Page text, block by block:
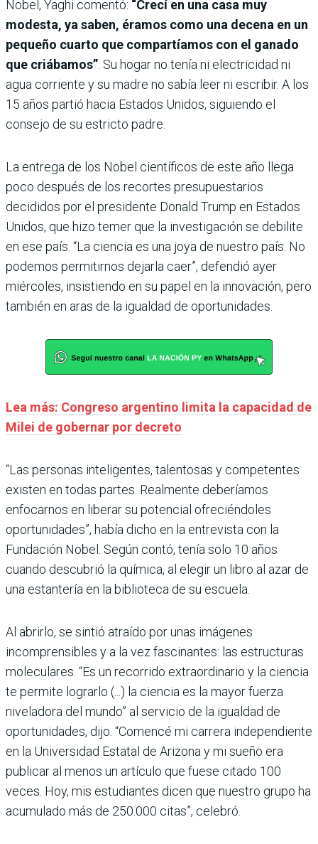
Nobel, Yaghi comentó: “Crecí en una casa muy
modesta, ya saben, éramos como una decena en un
pequeño cuarto que compartíamos con el ganado
que criábamos” . Su hogar no tenía ni electricidad ni
agua corriente y su madre no sabía leer ni escribir. A los
15 años partió hacia Estados Unidos, siguiendo el
consejo de su estricto padre.
La entrega de los Nobel científicos de este año llega
poco después de los recortes presupuestarios
decididos por el presidente Donald Trump en Estados
Unidos, que hizo temer que la investigación se debilite
en ese país. “La ciencia es una joya de nuestro país. No
podemos permitirnos dejarla caer”, defendió ayer
miércoles, insistiendo en su papel en la innovación, pero
también en aras de la igualdad de oportunidades.
Lea más: Congreso argentino limita la capacidad de
Milei de gobernar por decreto
“Las personas inteligentes, talentosas y competentes
existen en todas partes. Realmente deberíamos
enfocarnos en liberar su potencial ofreciéndoles
oportunidades”, había dicho en la entrevista con la
Fundación Nobel. Según contó, tenía solo 10 años
cuando descubrió la química, al elegir un libro al azar de
una estantería en la biblioteca de su escuela.
Al abrirlo, se sintió atraído por unas imágenes
incomprensibles y a la vez fascinantes: las estructuras
moleculares. “Es un recorrido extraordinario y la ciencia
te permite lograrlo (...) la ciencia es la mayor fuerza
niveladora del mundo” al servicio de la igualdad de
oportunidades, dijo. “Comencé mi carrera independiente
en la Universidad Estatal de Arizona y mi sueño era
publicar al menos un artículo que fuese citado 100
veces. Hoy, mis estudiantes dicen que nuestro grupo ha
acumulado más de 250.000 citas”, celebró.